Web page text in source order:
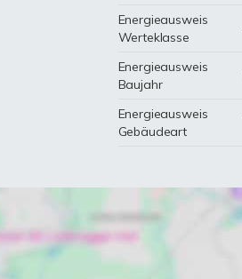
Energieausweis
Werteklasse
Energieausweis
Baujahr
Energieausweis
Gebäudeart